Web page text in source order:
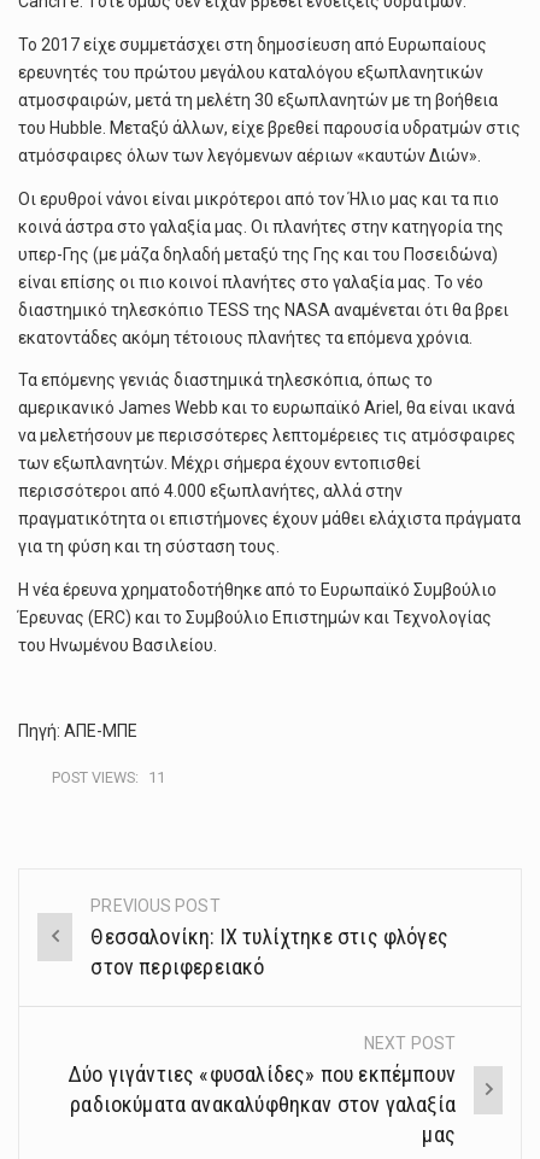
Το 2017 είχε συμμετάσχει στη δημοσίευση από Ευρωπαίους
ερευνητές του πρώτου μεγάλου καταλόγου εξωπλανητικών
ατμοσφαιρών, μετά τη μελέτη 30 εξωπλανητών με τη βοήθεια
του Hubble. Μεταξύ άλλων, είχε βρεθεί παρουσία υδρατμών στις
ατμόσφαιρες όλων των λεγόμενων αέριων «καυτών Διών».
Οι ερυθροί νάνοι είναι μικρότεροι από τον Ήλιο μας και τα πιο
κοινά άστρα στο γαλαξία μας. Οι πλανήτες στην κατηγορία της
υπερ-Γης (με μάζα δηλαδή μεταξύ της Γης και του Ποσειδώνα)
είναι επίσης οι πιο κοινοί πλανήτες στο γαλαξία μας. Το νέο
διαστημικό τηλεσκόπιο TESS της NASA αναμένεται ότι θα βρει
εκατοντάδες ακόμη τέτοιους πλανήτες τα επόμενα χρόνια.
Τα επόμενης γενιάς διαστημικά τηλεσκόπια, όπως το
αμερικανικό James Webb και το ευρωπαϊκό Ariel, θα είναι ικανά
να μελετήσουν με περισσότερες λεπτομέρειες τις ατμόσφαιρες
των εξωπλανητών. Μέχρι σήμερα έχουν εντοπισθεί
περισσότεροι από 4.000 εξωπλανήτες, αλλά στην
πραγματικότητα οι επιστήμονες έχουν μάθει ελάχιστα πράγματα
για τη φύση και τη σύσταση τους.
Η νέα έρευνα χρηματοδοτήθηκε από το Ευρωπαϊκό Συμβούλιο
Έρευνας (ERC) και το Συμβούλιο Επιστημών και Τεχνολογίας
του Ηνωμένου Βασιλείου.
Πηγή: ΑΠΕ-ΜΠΕ
POST VIEWS: 11
Post
navigation
PREVIOUS POST
Θεσσαλονίκη: ΙΧ τυλίχτηκε στις φλόγες
στον περιφερειακό
NEXT POST
Δύο γιγάντιες «φυσαλίδες» που εκπέμπουν
ραδιοκύματα ανακαλύφθηκαν στον γαλαξία
μας